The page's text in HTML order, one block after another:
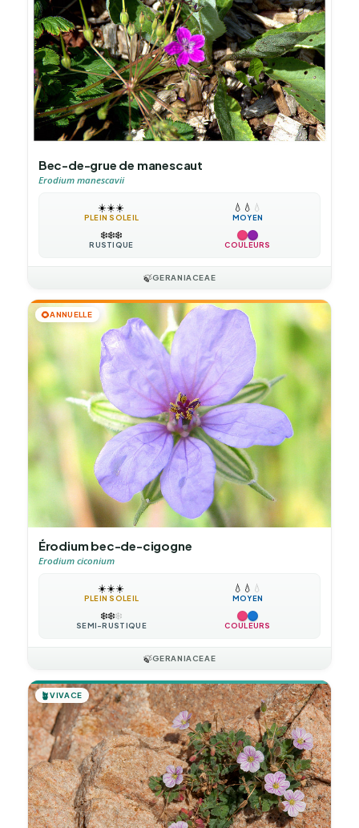
Bec-de-grue de manescaut
Erodium manescavii
☀️☀️☀️
PLEIN SOLEIL
💧 💧 💧
MOYEN
❄️❄️❄️
RUSTIQUE COULEURS
🍃GERANIACEAE
🌻ANNUELLE
Érodium bec-de-cigogne
Erodium ciconium
☀️☀️☀️
PLEIN SOLEIL
💧 💧 💧
MOYEN
❄️❄️❄️
SEMI-RUSTIQUE COULEURS
🍃GERANIACEAE
🪴VIVACE